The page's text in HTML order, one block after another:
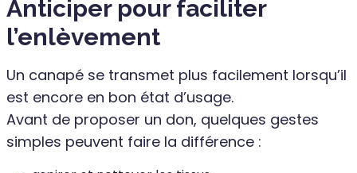
Anticiper pour faciliter
l’enlèvement
Un canapé se transmet plus facilement lorsqu’il
est encore en bon état d’usage.
Avant de proposer un don, quelques gestes
simples peuvent faire la différence :